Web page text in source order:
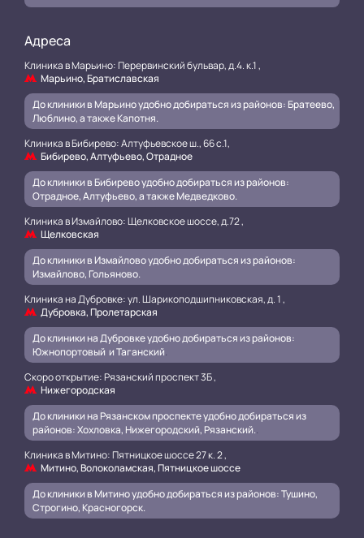
Адреса
Клиника в Марьино: Перервинский бульвар, д.4. к.1 ,
Марьино, Братиславская
До клиники в Марьино удобно добираться из районов: Братеево,
Люблино, а также Капотня.
Клиника в Бибирево: Алтуфьевское ш., 66 с.1,
Бибирево, Алтуфьево, Отрадное
До клиники в Бибирево удобно добираться из районов:
Отрадное, Алтуфьево, а также Медведково.
Клиника в Измайлово: Щелковское шоссе, д.72 ,
Щелковская
До клиники в Измайлово удобно добираться из районов:
Измайлово, Гольяново.
Клиника на Дубровке: ул. Шарикоподшипниковская, д. 1 ,
Дубровка, Пролетарская
До клиники на Дубровке удобно добираться из районов:
Южнопортовый и Таганский.
Скоро открытие: Рязанский проспект 3Б ,
Нижегородская
До клиники на Рязанском проспекте удобно добираться из
районов: Хохловка, Нижегородский, Рязанский..
Клиника в Митино: Пятницкое шоссе 27 к. 2 ,
Митино, Волоколамская, Пятницкое шоссе
До клиники в Митино удобно добираться из районов: Тушино,
Строгино, Красногорск.